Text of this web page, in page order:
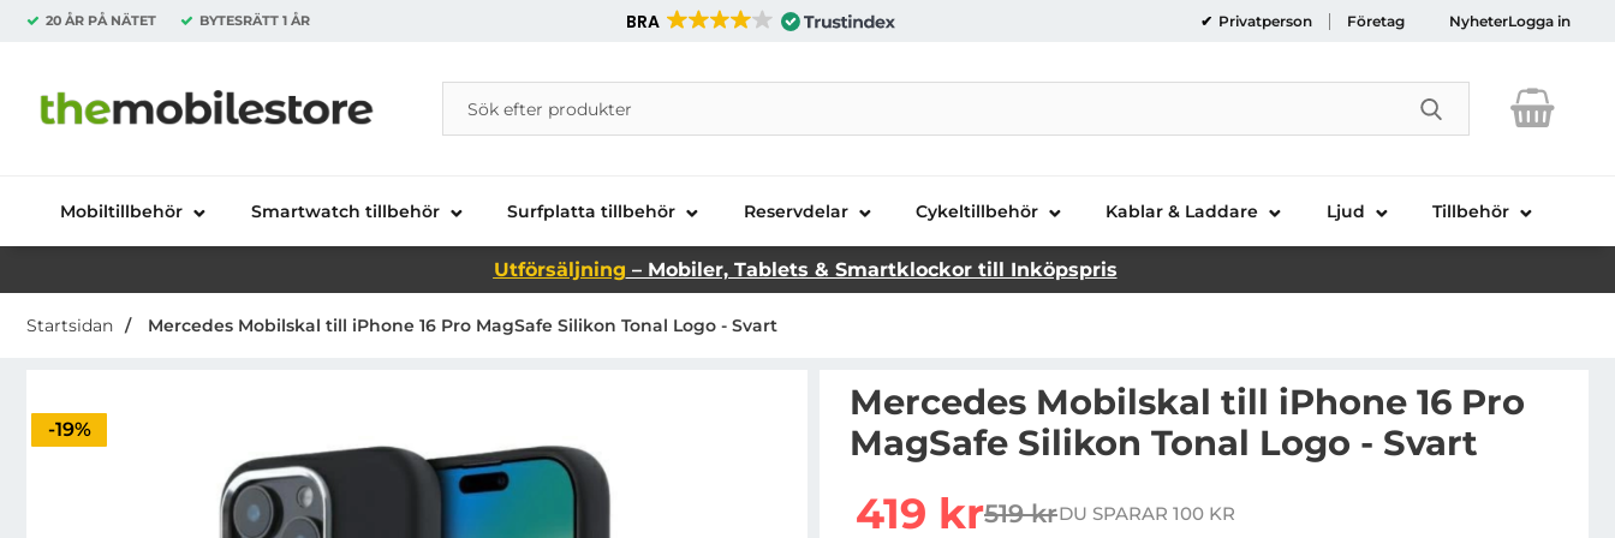
20 ÅR PÅ NÄTET BYTESRÄTT 1 ÅR BRA Privatperson Företag NyheterLogga in
Startsidan för Danira Telecom AB
Sök
Sök på Danira Telecom AB
Genomför
Mobiltillbehör Smartwatch tillbehör Surfplatta tillbehör Reservdelar Cykeltillbehör Kablar & Laddare Ljud Tillbehör
Utförsäljning – Mobiler, Tablets & Smartklockor till Inköpspris
Startsidan Mercedes Mobilskal till iPhone 16 Pro MagSafe Silikon Tonal Logo - Svart
Priset är nedsatt med
-19%
Mercedes Mobilskal till iPhone 16 Pro
MagSafe Silikon Tonal Logo - Svart
rea pris
419 krtidigare pris
519 krDU SPARAR 100 KR